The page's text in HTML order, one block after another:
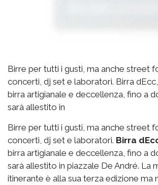
Birre per tutti i gusti, ma anche street
concerti, dj set e laboratori. Birra
birra artigianale e deccellenza, fino a
sarà allestito in
Birre per tutti i gusti, ma anche street
concerti, dj set e laboratori. Birra
birra artigianale e deccellenza, fino a
sarà allestito in piazzale De André. La
itinerante è alla sua terza edizione ma